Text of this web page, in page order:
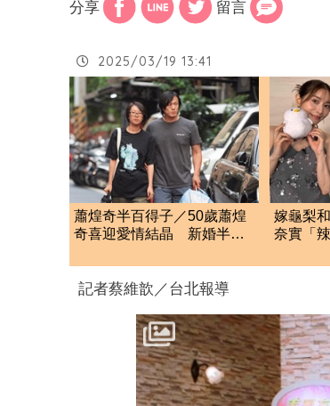
分享 留言
2025/03/19 13:41
蕭煌奇半百得子／50歲蕭煌
奇喜迎愛情結晶 新婚半年
嫁龜梨
奈實「
記者蔡維歆／台北報導